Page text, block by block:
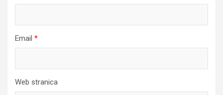
Email *
Web stranica